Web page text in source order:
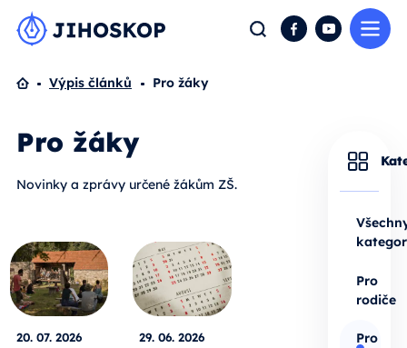
Hledat FacebookYouTube
Domů
Výpis článků Pro žáky
Pro žáky
Novinky a zprávy určené žákům ZŠ.
20. 07. 2026 29. 06. 2026
Pro
rodiče
Pro